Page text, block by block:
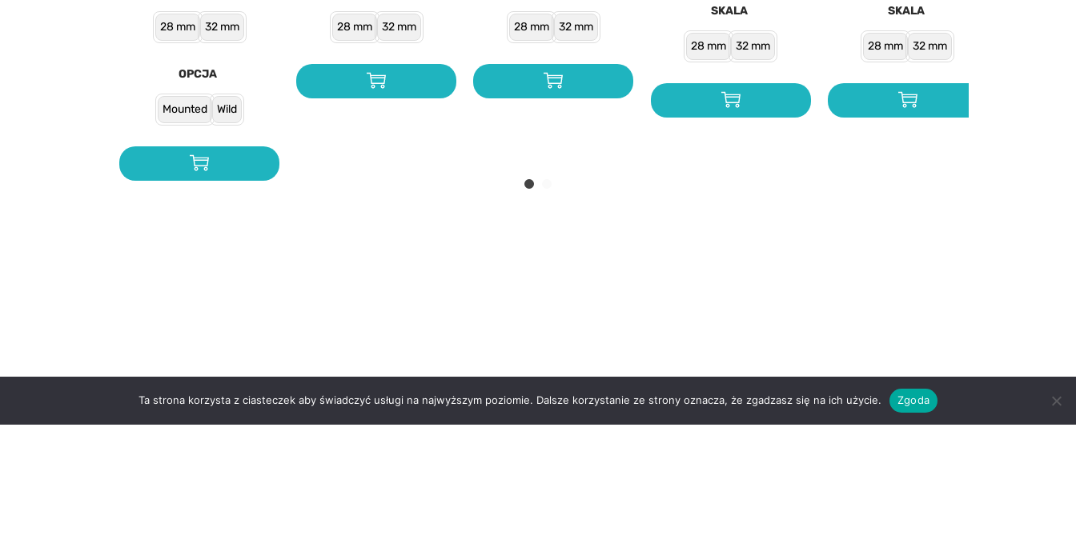
28 mm 32 mm
OPCJA
Mounted Wild
28 mm 32 mm 28 mm 32 mm
SKALA
28 mm 32 mm
SKALA
28 mm 32 mm
Ta strona korzysta z ciasteczek aby świadczyć usługi na najwyższym poziomie. Dalsze korzystanie ze strony oznacza, że zgadzasz się na ich użycie. Zgoda